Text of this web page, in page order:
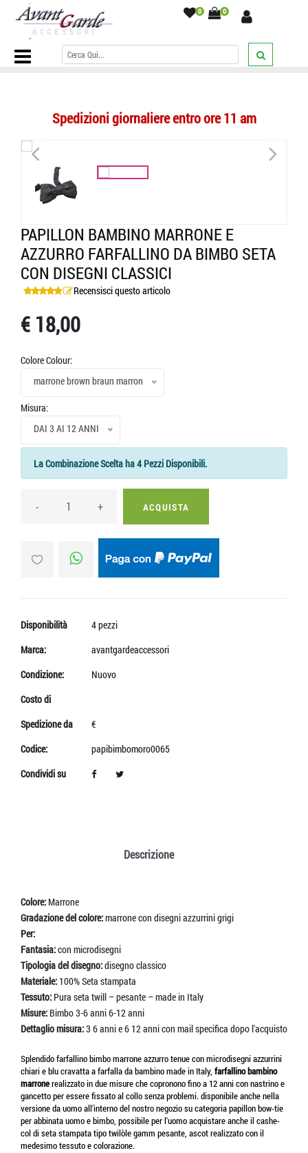
0 0
Home Page/BAMBINO/PAPILLON/Fantasia/Papillon bambino
marrone e azzurro farfallino da bimbo seta con disegni classici /
Spedizioni giornaliere entro ore 11 am
< >
PAPILLON BAMBINO MARRONE E
AZZURRO FARFALLINO DA BIMBO SETA
CON DISEGNI CLASSICI
Recensisci questo articolo
€ 18,00
Colore Colour:
marrone brown braun marron
Misura:
DAI 3 AI 12 ANNI
La Combinazione Scelta ha 4 Pezzi Disponibili.
- + ACQUISTA
Disponibilità
4 pezzi
Marca:
avantgardeaccessori
Condizione:
Nuovo
Costo di
Spedizione da
€
Codice:
papibimbomoro0065
Condividi su
Descrizione
Colore: Marrone
Gradazione del colore:marrone con disegni azzurrini grigi
Per:
Fantasia:con microdisegni
Tipologia del disegno:disegno classico
Materiale: 100% Seta stampata
Tessuto: Pura seta twill – pesante – made in Italy
Misure: Bimbo 3-6 anni 6-12 anni
Dettaglio misura:3 6 anni e 6 12 anni con mail specifica dopo l'acquisto
Splendido farfallino bimbo marrone azzurro tenue con microdisegni azzurrini
chiari e blu cravatta a farfalla da bambino made in Italy, farfallino bambino
marronerealizzato in due misure che copronono fino a 12 anni con nastrino e
gancetto per essere fissato al collo senza problemi. disponibile anche nella
versione da uomo all'interno del nostro negozio su categoria papillon bow-tie
per abbinata uomo e bimbo, possibile per l'uomo acquistare anche il cashe-
col di seta stampata tipo twilòle gamm pesante, ascot realizzato con il
medesimo tessuto e colorazione.